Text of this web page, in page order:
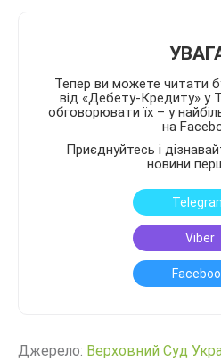
Тепер ви можете читати
від «Дебету-Кредиту» у
обговорювати їх – у
на
Приєднуйтесь і
новини
Viber
Джерело: Верховний Суд